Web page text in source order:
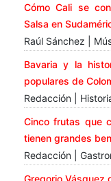
Cómo Cali se
Salsa en
Raúl Sánchez |
Bavaria y la
populares de
Redacción |
Cinco frutas que
tienen grandes
Redacción |